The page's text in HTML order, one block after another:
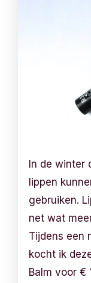
In de winter
lippen
gebruiken.
net wat
Tijdens een
kocht ik
Balm voor €